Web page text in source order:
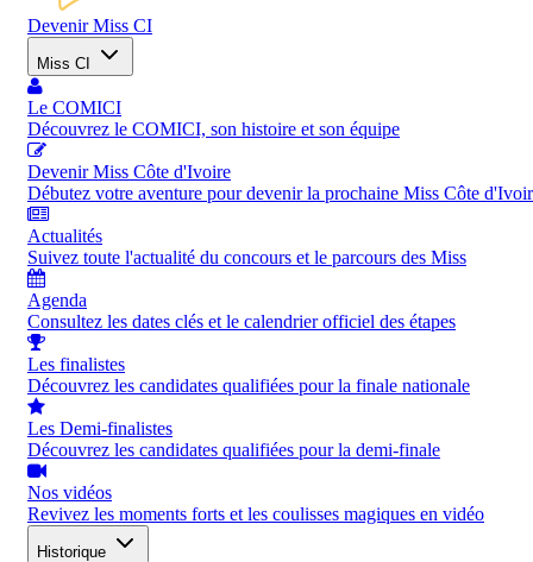
Devenir Miss CI
Miss CI
Le COMICI
Découvrez le COMICI, son histoire et son équipe
Devenir Miss Côte d'Ivoire
Débutez votre aventure pour devenir la prochaine Miss Côte
Actualités
Suivez toute l'actualité du concours et le parcours des Miss
Agenda
Consultez les dates clés et le calendrier officiel des étapes
Les finalistes
Découvrez les candidates qualifiées pour la finale nationale
Les Demi-finalistes
Découvrez les candidates qualifiées pour la demi-finale
Nos vidéos
Revivez les moments forts et les coulisses magiques en vidéo
Historique